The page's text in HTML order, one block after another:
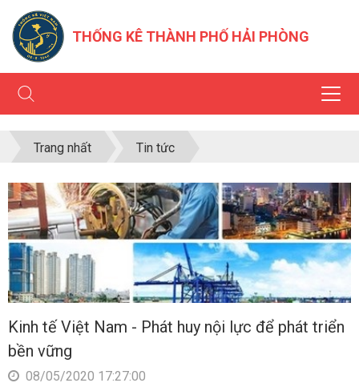
THỐNG KÊ THÀNH PHỐ HẢI PHÒNG
Trang nhất Tin tức
Kinh tế Việt Nam - Phát huy nội lực để phát triển
bền vững
08/05/2020 17:27:00